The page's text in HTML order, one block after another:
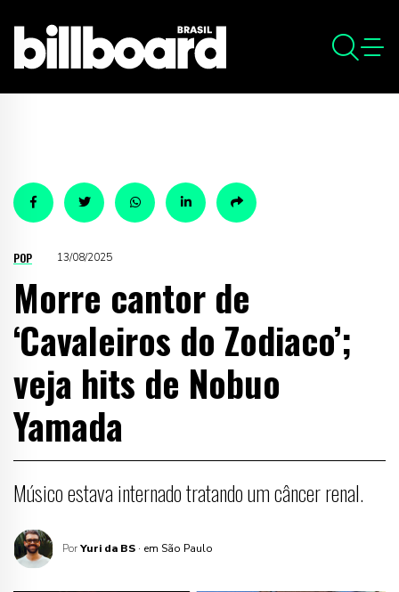
POP 13/08/2025
Morre cantor de
‘Cavaleiros do Zodiaco’;
veja hits de Nobuo
Yamada
Músico estava internado tratando um câncer renal.
PorYuri da BS · em São Paulo